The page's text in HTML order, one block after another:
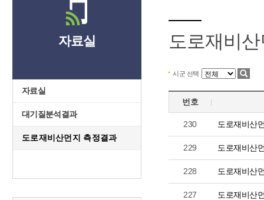
자료실
자료실
대기질분석결과
도로재비산먼지 측정결과
도로재비
시군 선택
번호
230 도로재비산
229 도로재비산
228 도로재비산
227 도로재비산